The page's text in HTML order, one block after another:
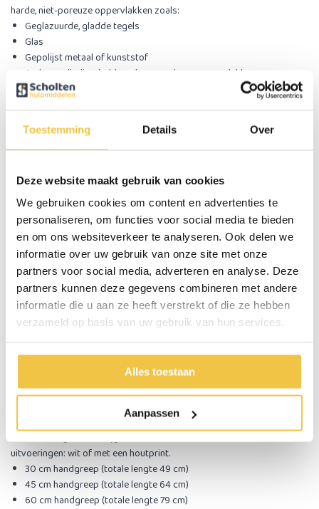
Toestemming Details Over
Deze website maakt gebruik van cookies
We gebruiken cookies om content en advertenties te
personaliseren, om functies voor social media te bieden
en om ons websiteverkeer te analyseren. Ook delen we
informatie over uw gebruik van onze site met onze
partners voor social media, adverteren en analyse. Deze
partners kunnen deze gegevens combineren met andere
informatie die u aan ze heeft verstrekt of die ze hebben
verzameld op basis van uw gebruik van hun services.
Alles toestaan
Aanpassen
harde, niet-poreuze oppervlakken zoals:
Geglazuurde, gladde tegels
Glas
Gepolijst metaal of kunststof
Andere volledig gladde, schone en droge oppervlakken
Oneffen, gebogen of gebarsten oppervlakken
Behang, structuurverf of andere zachte of losse wandbekleding
Controleer voor elk gebruik de status van de gekleurde
indicatoren
de beugel zit zeer waarschijnlijk correct bevestigd.
Rood:de beugel is niet goed bevestigd en mag niet worden
gebruikt.
Gebruik de wandbeugel niet als je twijfelt over de hechting of als de
ondergrond niet geschikt is. Onjuist gebruik of gebruik zonder
voorafgaande controle kan leiden tot ernstig letsel. Wij aanvaarden
gebruik of het niet opvolgen van deze instructies. Het gebruik van dit
product zonder voorafgaande controle is volledig voor eigen
verantwoordelijkheid van de gebruiker.
Afmetingen van de wandbeugel met zuignappen
uitvoeringen: wit of met een houtprint.
30 cm handgreep (totale lengte 49 cm)
45 cm handgreep (totale lengte 64 cm)
60 cm handgreep (totale lengte 79 cm)